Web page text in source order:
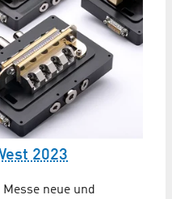
2023
neue und